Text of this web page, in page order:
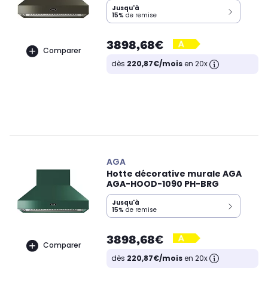
Comparer
Jusqu'à
15% de remise
3898,68€
dès 220,87€/moisen 20x
Comparer
AGA
Hotte décorative murale AGA
AGA-HOOD-1090 PH-BRG
Jusqu'à
15% de remise
3898,68€
dès 220,87€/moisen 20x